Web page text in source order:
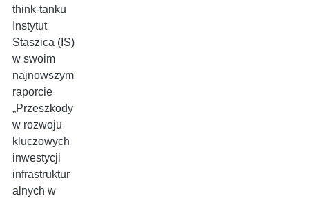
think-tanku
Instytut
Staszica (IS)
w swoim
najnowszym
raporcie
„Przeszkody
w rozwoju
kluczowych
inwestycji
infrastruktur
alnych w